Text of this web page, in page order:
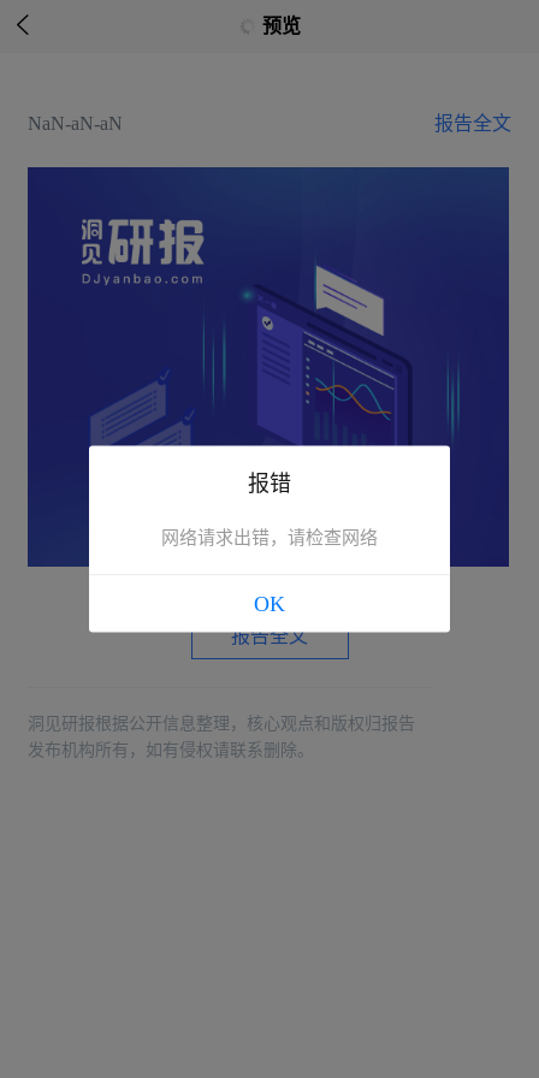
 预览
NaN-aN-aN 报告全文
报告全文
洞见研报根据公开信息整理，核心观点和版权归报告
发布机构所有，如有侵权请联系删除。
报错
网络请求出错，请检查网络
OK